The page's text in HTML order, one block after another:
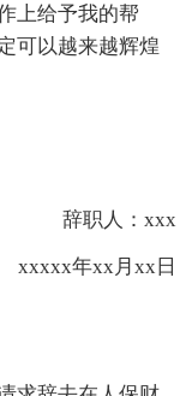
上给予我的帮
可以越来越辉煌
辞职人：xxx
年xx月xx日